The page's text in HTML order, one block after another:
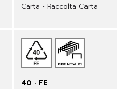
Carta • Raccolta Carta
40 · FE